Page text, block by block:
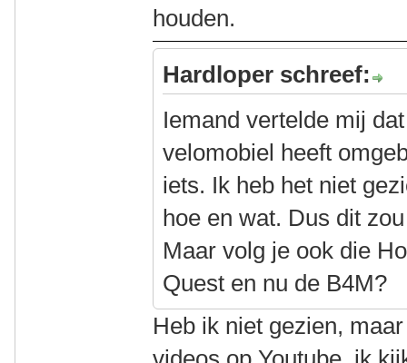
houden.
Hardloper schreef:
Iemand vertelde mij
velomobiel heeft
iets. Ik heb het niet
hoe en wat. Dus dit
Maar volg je ook die
Quest en nu de B4M?
Heb ik niet gezien,